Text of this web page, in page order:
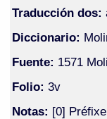
Traducción dos:
Diccionario:
Fuente: 1571
Folio: 3v
Notas: [0]